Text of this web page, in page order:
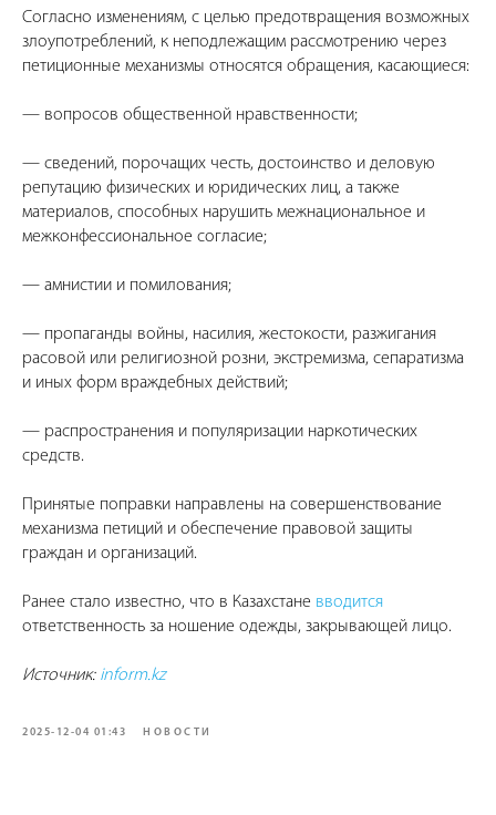
Согласно изменениям, с целью предотвращения возможных
злоупотреблений, к неподлежащим рассмотрению через
петиционные механизмы относятся обращения, касающиеся:
— вопросов общественной нравственности;
— сведений, порочащих честь, достоинство и деловую
репутацию физических и юридических лиц, а также
материалов, способных нарушить межнациональное и
межконфессиональное согласие;
— амнистии и помилования;
— пропаганды войны, насилия, жестокости, разжигания
расовой или религиозной розни, экстремизма, сепаратизма
и иных форм враждебных действий;
— распространения и популяризации наркотических
средств.
Принятые поправки направлены на совершенствование
механизма петиций и обеспечение правовой защиты
граждан и организаций.
Ранее стало известно, что в Казахстане вводится
ответственность за ношение одежды, закрывающей лицо.
Источник: inform.kz
2025-12-04 01:43 НОВОСТИ